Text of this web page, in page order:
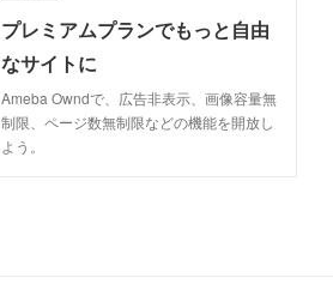
プレミアムプランでもっと自由
なサイトに
Ameba Owndで、広告非表示、画像容量無
制限、ページ数無制限などの機能を開放し
よう。